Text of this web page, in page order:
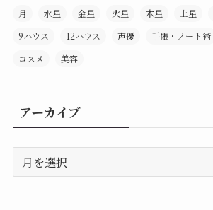
月
水星 金星 火星 木星 土星
9ハウス
12ハウス 声優 手帳・ノート術
コスメ
美容
アーカイブ
ー